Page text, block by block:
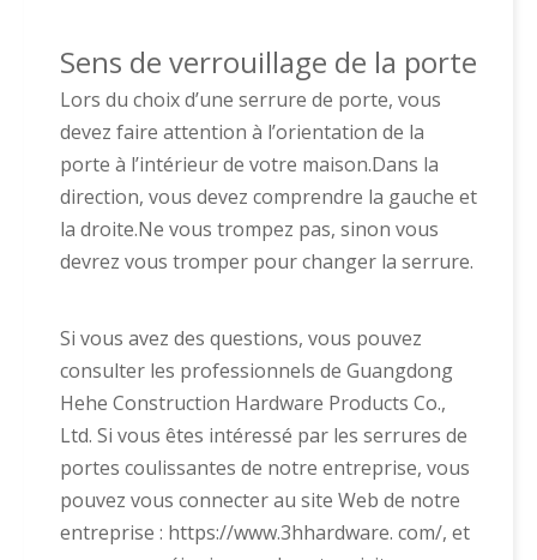
Sens de verrouillage de la porte
Lors du choix d’une serrure de porte, vous
devez faire attention à l’orientation de la
porte à l’intérieur de votre maison.Dans la
direction, vous devez comprendre la gauche et
la droite.Ne vous trompez pas, sinon vous
devrez vous tromper pour changer la serrure.
Si vous avez des questions, vous pouvez
consulter les professionnels de Guangdong
Hehe Construction Hardware Products Co.,
Ltd. Si vous êtes intéressé par les serrures de
portes coulissantes de notre entreprise, vous
pouvez vous connecter au site Web de notre
entreprise : https://www.3hhardware. com/, et